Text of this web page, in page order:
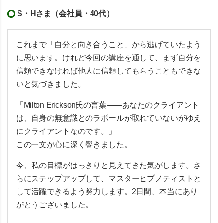
S・Hさま（会社員・40代）
これまで「自分と向き合うこと」から逃げていたよう
に思います。けれど今回の講座を通して、まず自分を
信頼できなければ他人に信頼してもらうこともできな
いと気づきました。
「Milton Erickson氏の言葉――あなたのクライアント
は、自身の無意識とのラポールが取れていないがゆえ
にクライアントなのです。」
この一文が心に深く響きました。
今、私の目標がはっきりと見えてきた気がします。さ
らにステップアップして、マスターヒプノティストと
して活躍できるよう努力します。2日間、本当にあり
がとうございました。